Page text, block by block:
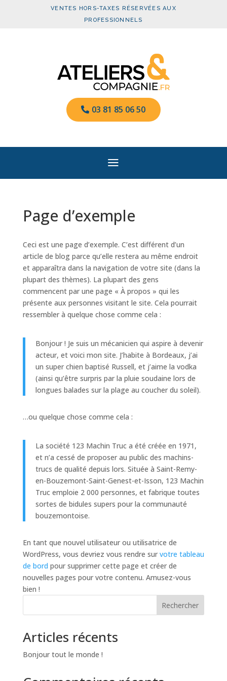
VENTES HORS-TAXES RÉSERVÉES AUX
PROFESSIONNELS
03 81 85 06 50
a
Page d’exemple
Ceci est une page d’exemple. C’est différent d’un
article de blog parce qu’elle restera au même endroit
et apparaîtra dans la navigation de votre site (dans la
plupart des thèmes). La plupart des gens
commencent par une page « À propos » qui les
présente aux personnes visitant le site. Cela pourrait
ressembler à quelque chose comme cela :
Bonjour ! Je suis un mécanicien qui aspire à devenir
acteur, et voici mon site. J’habite à Bordeaux, j’ai
un super chien baptisé Russell, et j’aime la vodka
(ainsi qu’être surpris par la pluie soudaine lors de
longues balades sur la plage au coucher du soleil).
…ou quelque chose comme cela :
La société 123 Machin Truc a été créée en 1971,
et n’a cessé de proposer au public des machins-
trucs de qualité depuis lors. Située à Saint-Remy-
en-Bouzemont-Saint-Genest-et-Isson, 123 Machin
Truc emploie 2 000 personnes, et fabrique toutes
sortes de bidules supers pour la communauté
bouzemontoise.
En tant que nouvel utilisateur ou utilisatrice de
WordPress, vous devriez vous rendre sur votre tableau
de bord pour supprimer cette page et créer de
nouvelles pages pour votre contenu. Amusez-vous
bien !
Rechercher
Articles récents
Bonjour tout le monde !